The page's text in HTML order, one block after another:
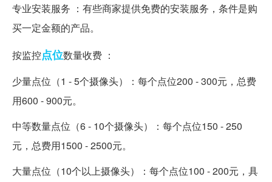
专业安装服务 ：有些商家提供免费的安装服务，条件是购
买一定金额的产品。
按监控点位数量收费 ：
少量点位（1 - 5个摄像头）：每个点位200 - 300元，总费
用600 - 900元。
中等数量点位（6 - 10个摄像头）：每个点位150 - 250
元，总费用1500 - 2500元。
大量点位（10个以上摄像头）：每个点位100 - 200元，具